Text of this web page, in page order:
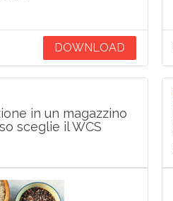
DOWNLOAD
in un magazzino
sceglie il WCS